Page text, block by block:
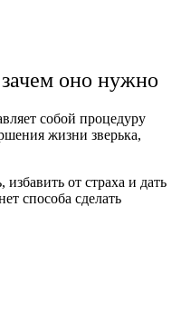
оно нужно
собой процедуру
жизни зверька,
от страха и дать
способа сделать